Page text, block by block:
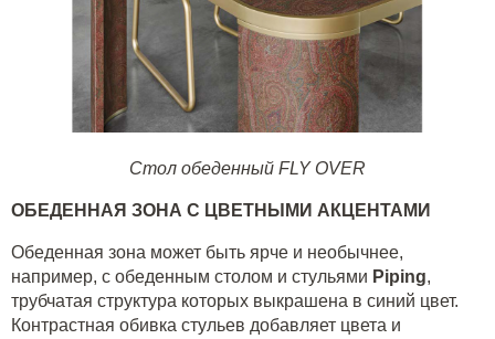
Стол обеденный FLY OVER
ОБЕДЕННАЯ ЗОНА С ЦВЕТНЫМИ АКЦЕНТАМИ
Обеденная зона может быть ярче и необычнее,
например, с обеденным столом и стульями Piping,
трубчатая структура которых выкрашена в синий цвет.
Контрастная обивка стульев добавляет цвета и